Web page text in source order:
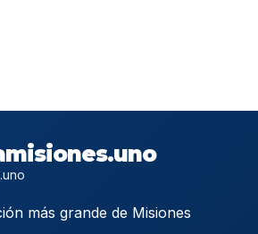
más grande de Misiones